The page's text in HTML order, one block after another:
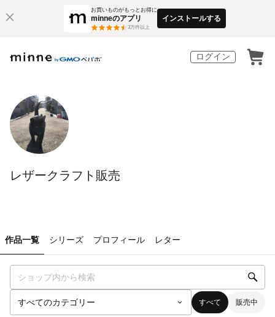
お買いものがもっとお得に
minneのアプリ
3万件以上
インストールする
ログイン
レザークラフト販売
作品一覧 シリーズ プロフィール レター
すべて 販売中